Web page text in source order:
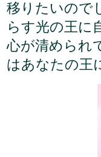
移りたいので
らす光の王に
心が清められ
はあなたの王